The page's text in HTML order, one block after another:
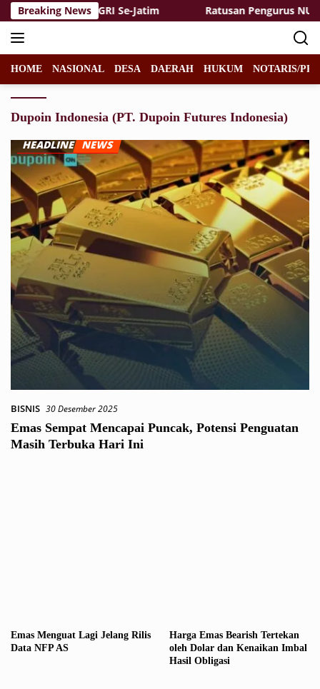
Langsung
ke
konten
Breaking News
Tinggi PGRI Se-Jatim Ratusan Pengurus NU
HOME NASIONAL DESA DAERAH HUKUM NOTARIS/
Dupoin Indonesia (PT. Dupoin Futures Indonesia)
BISNIS 30 Desember 2025
Emas Sempat Mencapai Puncak, Potensi Penguatan
Masih Terbuka Hari Ini
Emas Menguat Lagi Jelang Rilis
Data NFP AS
Harga Emas Bearish Tertekan
oleh Dolar dan Kenaikan Imbal
Hasil Obligasi